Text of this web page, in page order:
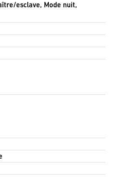
esclave, Mode nuit,